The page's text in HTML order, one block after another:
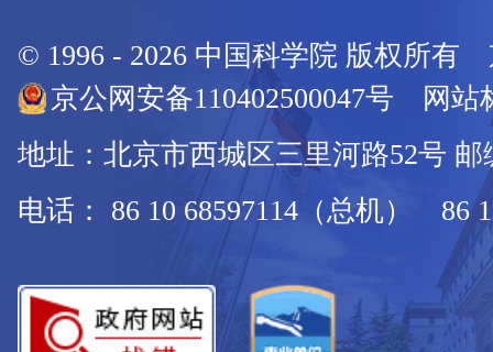
© 1996 - 2026 中国科学院 版权所有
京公网安备110402500047号 网站
地址：北京市西城区三里河路52号 邮
电话： 86 10 68597114（总机） 86